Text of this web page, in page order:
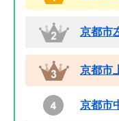
京都市
京都市
京都市